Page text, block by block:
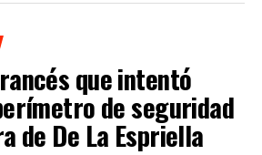
que intentó
de seguridad
de De La Espriella